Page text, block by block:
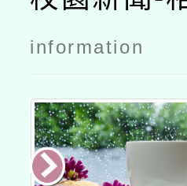
精進計畫
information